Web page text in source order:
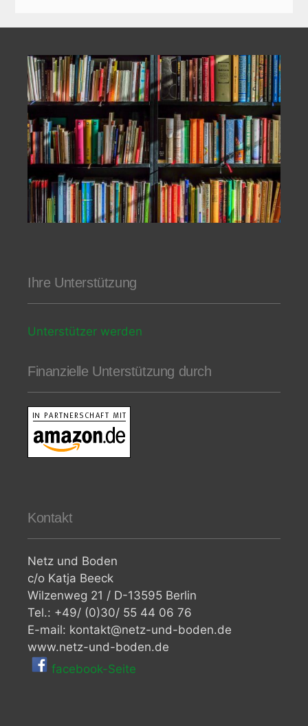
Ihre Unterstützung
Unterstützer werden
Finanzielle Unterstützung durch
Kontakt
Netz und Boden
c/o Katja Beeck
Wilzenweg 21 / D-13595 Berlin
Tel.: +49/ (0)30/ 55 44 06 76
E-mail: kontakt@netz-und-boden.de
www.netz-und-boden.de
facebook-Seite